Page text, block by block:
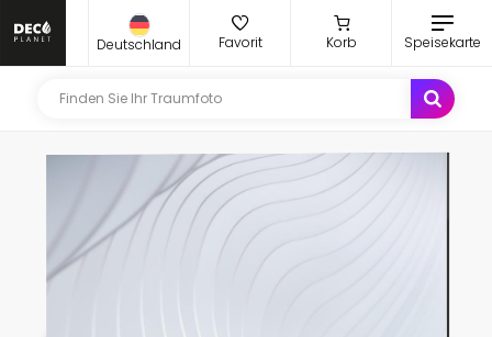
Deutschland Favorit Korb Speisekarte